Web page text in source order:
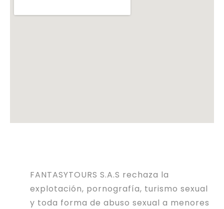
FANTASYTOURS S.A.S rechaza la
explotación, pornografía, turismo sexual
y toda forma de abuso sexual a menores